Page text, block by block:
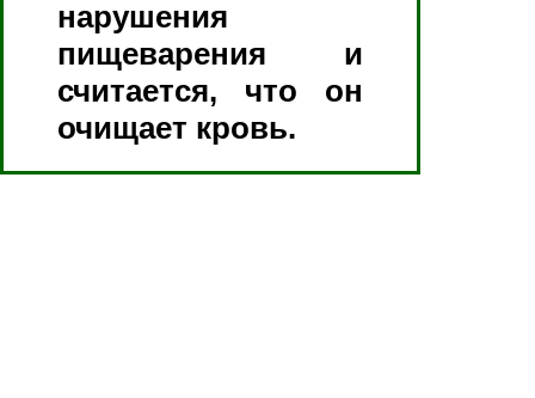
нарушения
пищеварения и
считается, что он
очищает кровь.